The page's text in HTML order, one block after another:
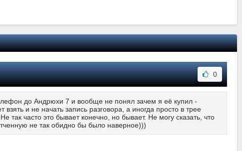
0
до Андрюхи 7 и вообще не понял зачем я её купил -
и не начать запись разговора, а иногда просто в трее
так часто это бывает конечно, но бывает. Не могу сказать, что
не так обидно бы было наверное)))